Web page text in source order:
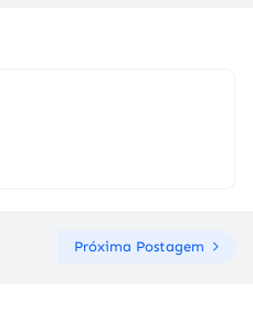
Próxima Postagem